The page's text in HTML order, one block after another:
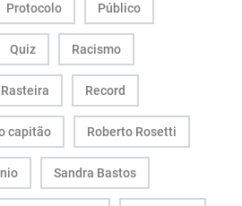
Protocolo Público
Quiz Racismo
Rasteira Record
capitão Roberto Rosetti
Sandra Bastos